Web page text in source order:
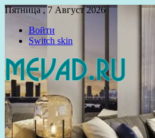
Пятница , 7 Август 2026
Войти
Switch skin